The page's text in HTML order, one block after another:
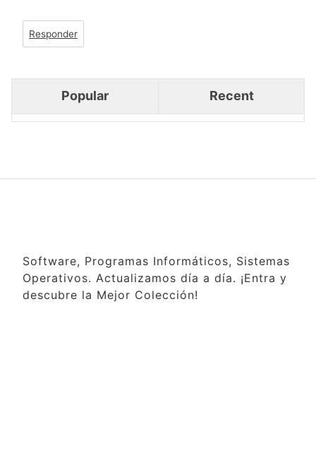
Responder
Popular Recent
Software, Programas Informáticos, Sistemas
Operativos. Actualizamos día a día. ¡Entra y
descubre la Mejor Colección!